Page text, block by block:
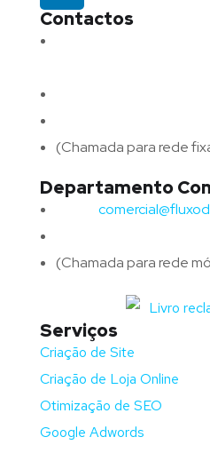
Contactos
(Chamada para rede
Departamento
(Chamada para rede
Serviços
Criação de Site
Criação de Loja Online
Otimização de SEO
Google Adwords